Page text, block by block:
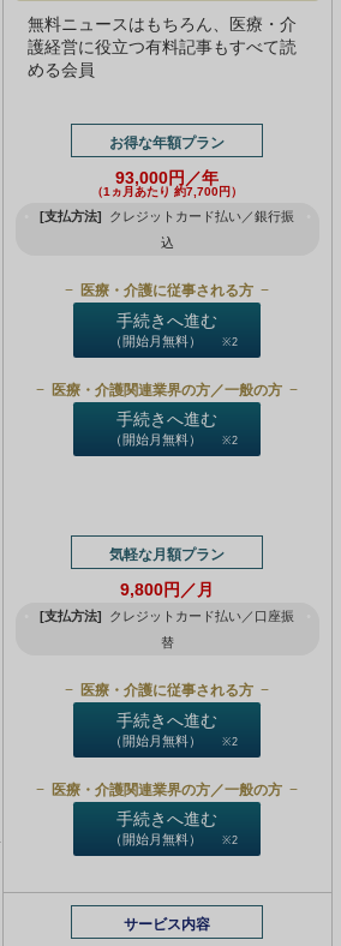
無料ニュースはもちろん、医療・介
護経営に役立つ有料記事もすべて読
める会員
お得な年額プラン
93,000円／年
（1ヵ月あたり 約7,700円）
[支払方法]
クレジットカード払い／銀行振
込
医療・介護に従事される方
手続きへ進む
（開始月無料） ※2
医療・介護関連業界の方／一般の方
手続きへ進む
（開始月無料） ※2
気軽な月額プラン
9,800円／月
[支払方法]
クレジットカード払い／口座振
替
医療・介護に従事される方
手続きへ進む
（開始月無料） ※2
医療・介護関連業界の方／一般の方
手続きへ進む
（開始月無料） ※2
サービス内容